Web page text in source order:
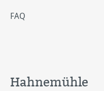
FAQ
Hahnemühle